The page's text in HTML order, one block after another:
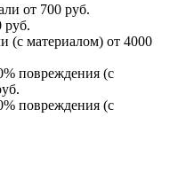
от 700 руб.
руб.
(с материалом) от 4000
повреждения (с
повреждения (с